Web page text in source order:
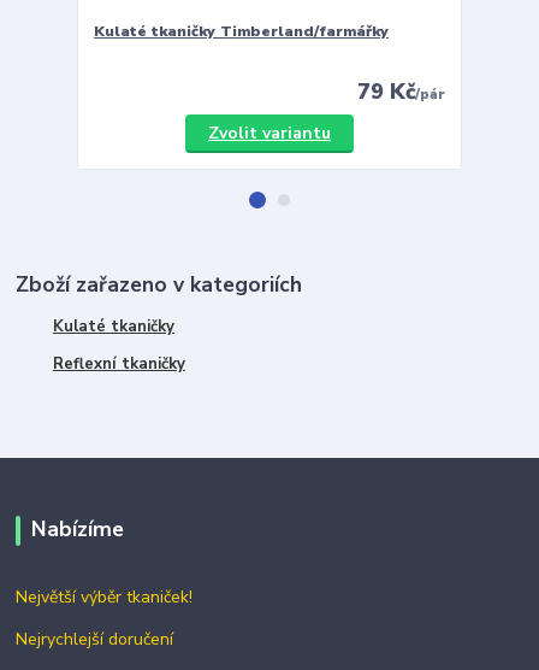
Kulaté tkaničky Timberland/farmářky
79 Kč/pár
Zvolit variantu
Zboží zařazeno v kategoriích
Kulaté tkaničky
Reflexní tkaničky
Nabízíme
Největší výběr tkaniček!
Nejrychlejší doručení